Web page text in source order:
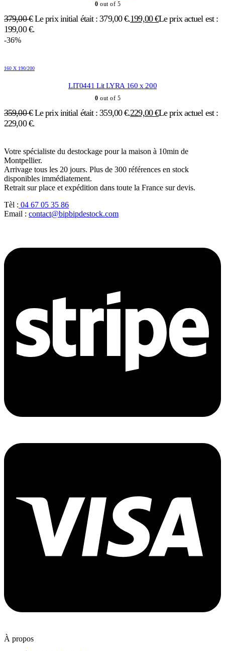
0 out of 5
379,00€ Le prix initial était : 379,00 €.199,00€Le prix actuel est :
199,00 €.
-36%
160 X 190/200
LIT0441 Lit LYRA 160 x 200
0 out of 5
359,00€ Le prix initial était : 359,00 €.229,00€Le prix actuel est :
229,00 €.
Votre spécialiste du destockage pour la maison à 10min de
Montpellier.
Arrivage tous les 20 jours. Plus de 300 références en stock
disponibles immédiatement.
Retrait sur place et expédition dans toute la France sur devis.
Tèl : 04 67 05 35 86
Email : contact@bipbipdestock.com
À propos